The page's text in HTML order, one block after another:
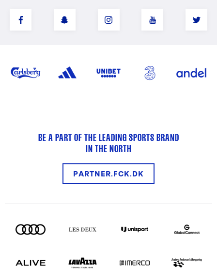
BE A PART OF THE LEADING SPORTS BRAND
IN THE NORTH
PARTNER.FCK.DK